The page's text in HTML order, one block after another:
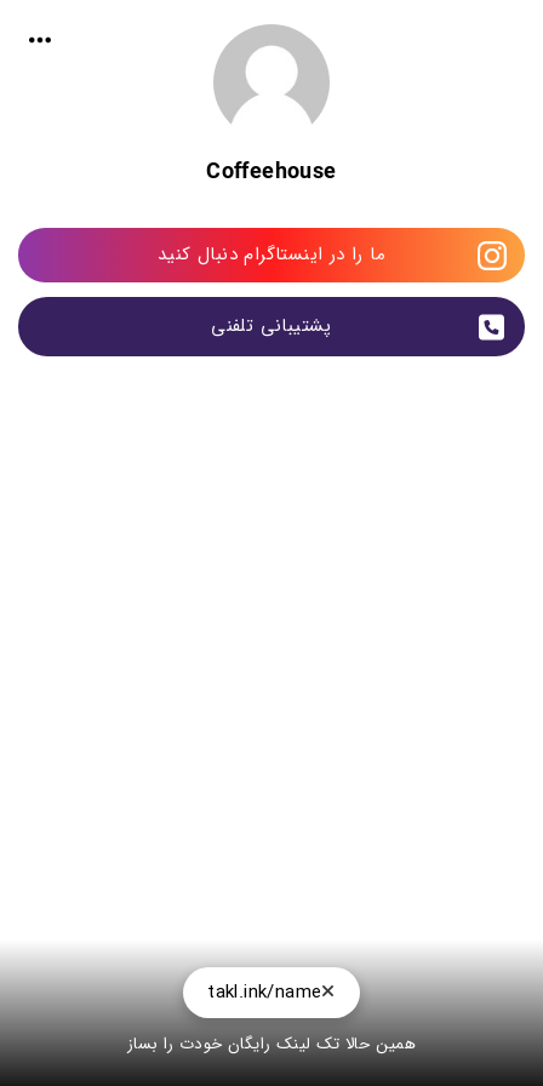
Coffeehouse
ما را در اینستاگرام دنبال کنید
پشتیبانی تلفنی
takl.ink/name
همین حالا تک لینک رایگان خودت را بساز